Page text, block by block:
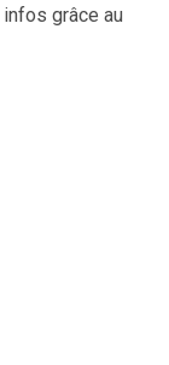
grâce au